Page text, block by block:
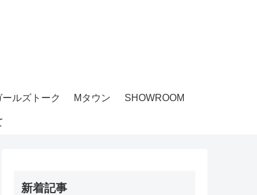
ルズトーク Mタウン SHOWROOM
新着記事